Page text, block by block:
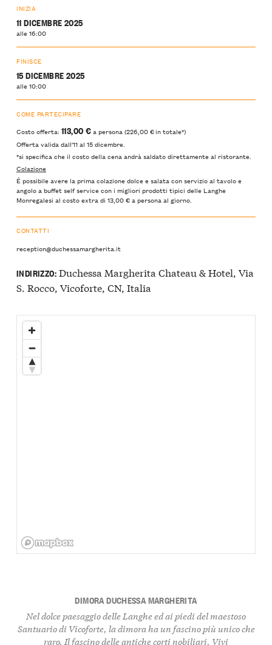
INIZIA
11 DICEMBRE 2025
alle 16:00
FINISCE
15 DICEMBRE 2025
alle 10:00
COME PARTECIPARE
Costo offerta: 113,00 €a persona (226,00 € in totale*)
Offerta valida dall'11 al 15 dicembre.
*si specifica che il costo della cena andrà saldato direttamente al ristorante.
Colazione
É possibile avere la prima colazione dolce e salata con servizio al tavolo e
angolo a buffet self service con i migliori prodotti tipici delle Langhe
Monregalesi al costo extra di 13,00 € a persona al giorno.
CONTATTI
reception@duchessamargherita.it
INDIRIZZO:Duchessa Margherita Chateau & Hotel, Via
S. Rocco, Vicoforte, CN, Italia
DIMORA DUCHESSA MARGHERITA
Nel dolce paesaggio delle Langhe ed ai piedi del maestoso
Santuario di Vicoforte, la dimora ha un fascino più unico che
raro. Il fascino delle antiche corti nobiliari. Vivi